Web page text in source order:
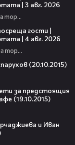
| 3 авг. 2026
Черешката на тортата
гости |
| 4 авг. 2026
Черешката на тортата
(20.10.2015)
за предстоящия
(19.10.2015)
и Иван